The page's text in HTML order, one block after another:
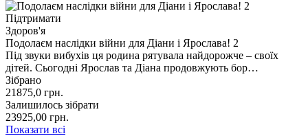
Підтримати
Здоров'я
Подолаєм наслідки війни для Діани і Ярослава! 2
Під звуки вибухів ця родина рятувала найдорожче – своїх
дітей. Сьогодні Ярослав та Діана продовжують бор…
Зібрано
21875,0 грн.
Залишилось зібрати
23925,00 грн.
Показати всі